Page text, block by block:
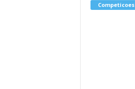
Competicoes